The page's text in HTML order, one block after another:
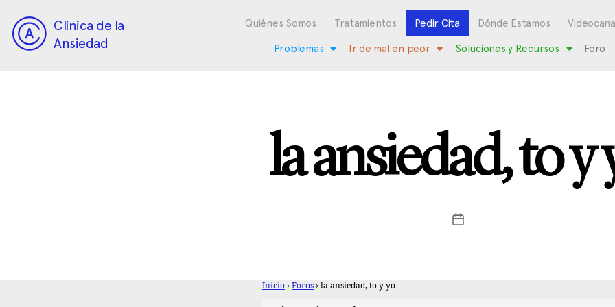
Clínica de la
Ansiedad
Quiénes Somos Tratamientos Pedir Cita Dónde Estamos
Problemas Ir de mal en peor Soluciones y Recursos Foro
la ansiedad, to y
Inicio › Foros › la ansiedad, to y yo